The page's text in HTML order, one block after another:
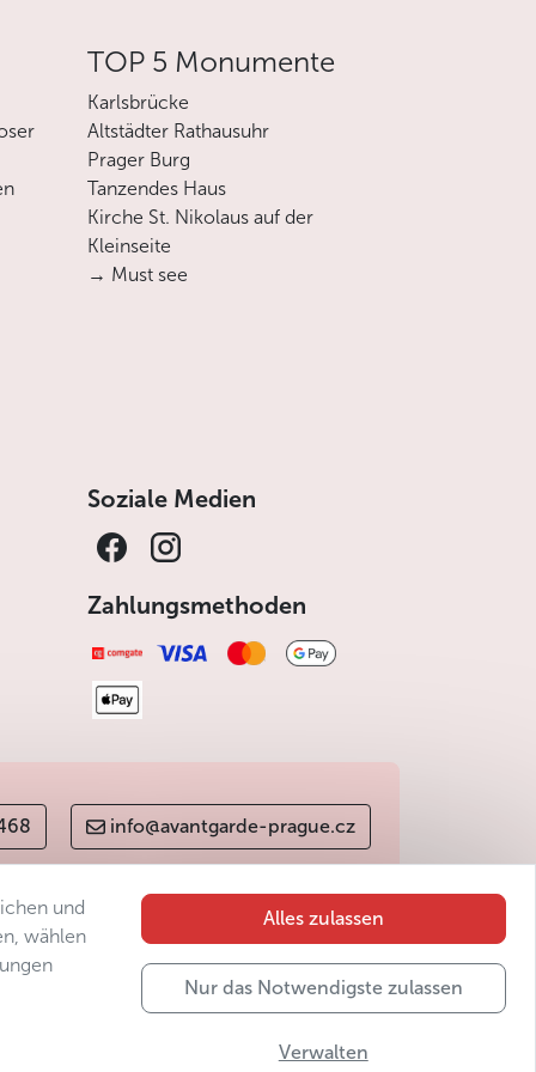
TOP 5 Monumente
Karlsbrücke
Altstädter Rathausuhr
Prager Burg
Tanzendes Haus
Kirche St. Nikolaus auf der
Kleinseite
→ Must see
Soziale Medien
Zahlungsmethoden
info@avantgarde-prague.cz
und
wählen
Alles zulassen
Nur das Notwendigste zulassen
Verwalten